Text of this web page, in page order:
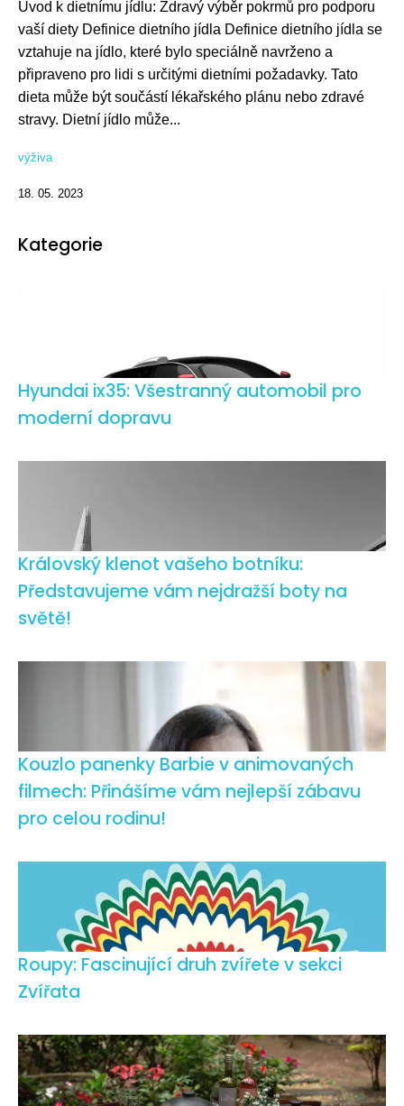
Úvod k dietnímu jídlu: Zdravý výběr pokrmů pro podporu
vaší diety Definice dietního jídla Definice dietního jídla se
vztahuje na jídlo, které bylo speciálně navrženo a
připraveno pro lidi s určitými dietními požadavky. Tato
dieta může být součástí lékařského plánu nebo zdravé
stravy. Dietní jídlo může...
výživa
18. 05. 2023
Kategorie
Hyundai ix35: Všestranný automobil pro
moderní dopravu
Královský klenot vašeho botníku:
Představujeme vám nejdražší boty na
světě!
Kouzlo panenky Barbie v animovaných
filmech: Přinášíme vám nejlepší zábavu
pro celou rodinu!
Roupy: Fascinující druh zvířete v sekci
Zvířata